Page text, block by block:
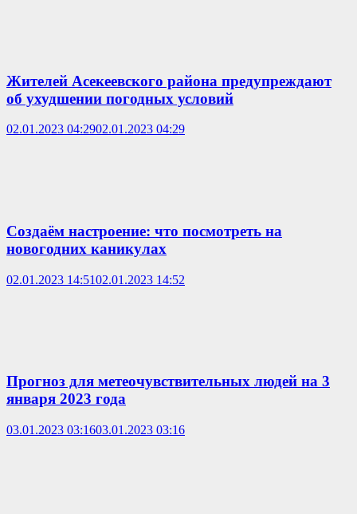
Жителей Асекеевского района предупреждают
об ухудшении погодных условий
02.01.2023 04:2902.01.2023 04:29
Создаём настроение: что посмотреть на
новогодних каникулах
02.01.2023 14:5102.01.2023 14:52
Прогноз для метеочувствительных людей на 3
января 2023 года
03.01.2023 03:1603.01.2023 03:16